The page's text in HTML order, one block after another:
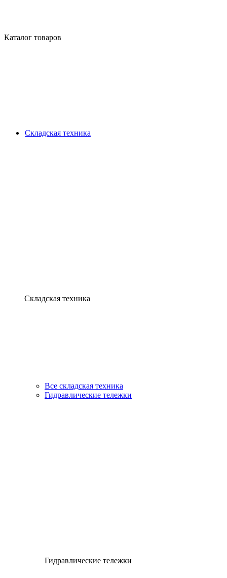
Каталог товаров
Складская техника
Складская техника
Все складская техника
Гидравлические тележки
Гидравлические тележки